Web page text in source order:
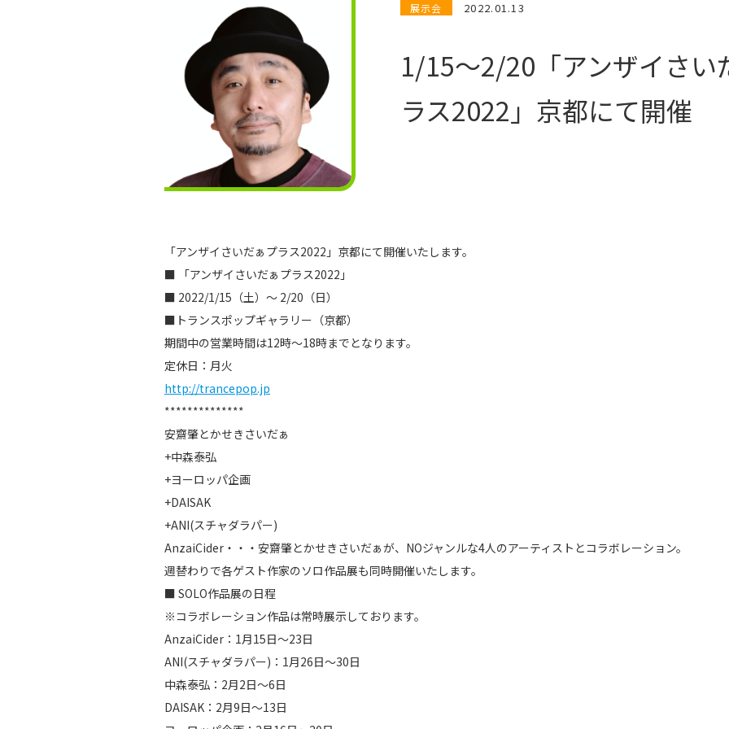
展示会 2022.01.13
1/15〜2/20「アンザイさい
ラス2022」京都にて開催
「アンザイさいだぁプラス2022」京都にて開催いたします。
■ 「アンザイさいだぁプラス2022」
■ 2022/1/15（土）〜 2/20（日）
■トランスポップギャラリー（京都）
期間中の営業時間は12時〜18時までとなります。
定休日：月火
http://trancepop.jp
**************
安齋肇とかせきさいだぁ
+中森泰弘
+ヨーロッパ企画
+DAISAK
+ANI(スチャダラパー)
AnzaiCider・・・安齋肇とかせきさいだぁが、NOジャンルな4人のアーティストとコラボレーション。
週替わりで各ゲスト作家のソロ作品展も同時開催いたします。
■ SOLO作品展の日程
※コラボレーション作品は常時展示しております。
AnzaiCider：1月15日～23日
ANI(スチャダラパー)：1月26日～30日
中森泰弘 ：2月2日～6日
DAISAK ：2月9日～13日